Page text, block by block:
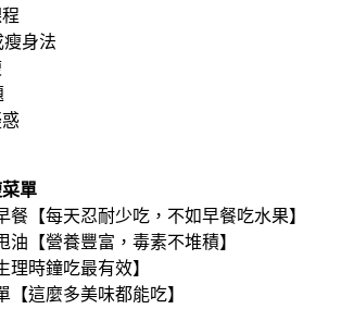
瘦身法
單
餐【每天忍耐少吃，不如早餐吃水果】
油【營養豐富，毒素不堆積】
理時鐘吃最有效】
【這麼多美味都能吃】